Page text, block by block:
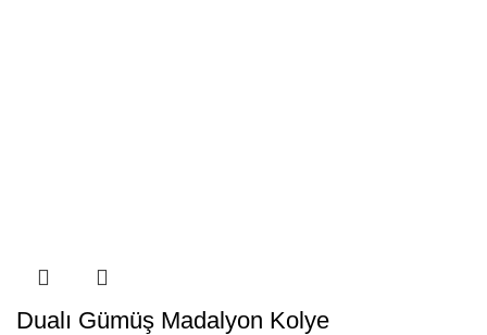
Dualı Gümüş Madalyon Kolye